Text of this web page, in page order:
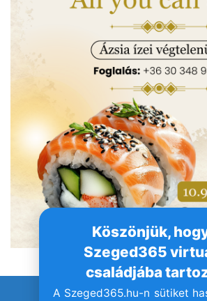
Köszönjük,
Szeged365
családjába
A Szeged365.hu-n sütiket